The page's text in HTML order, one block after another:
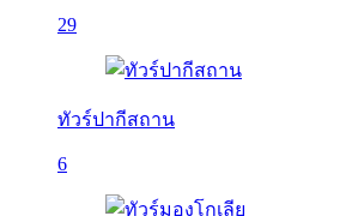
29
ทัวร์ปากีสถาน
6